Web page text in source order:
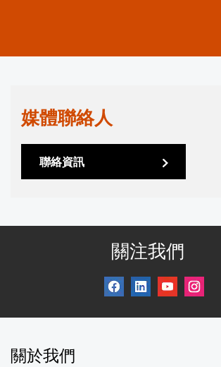
媒體聯絡人
聯絡資訊
關注我們
關於我們